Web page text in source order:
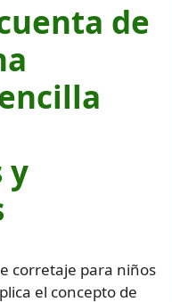
de
y
corretaje para niños
el concepto de